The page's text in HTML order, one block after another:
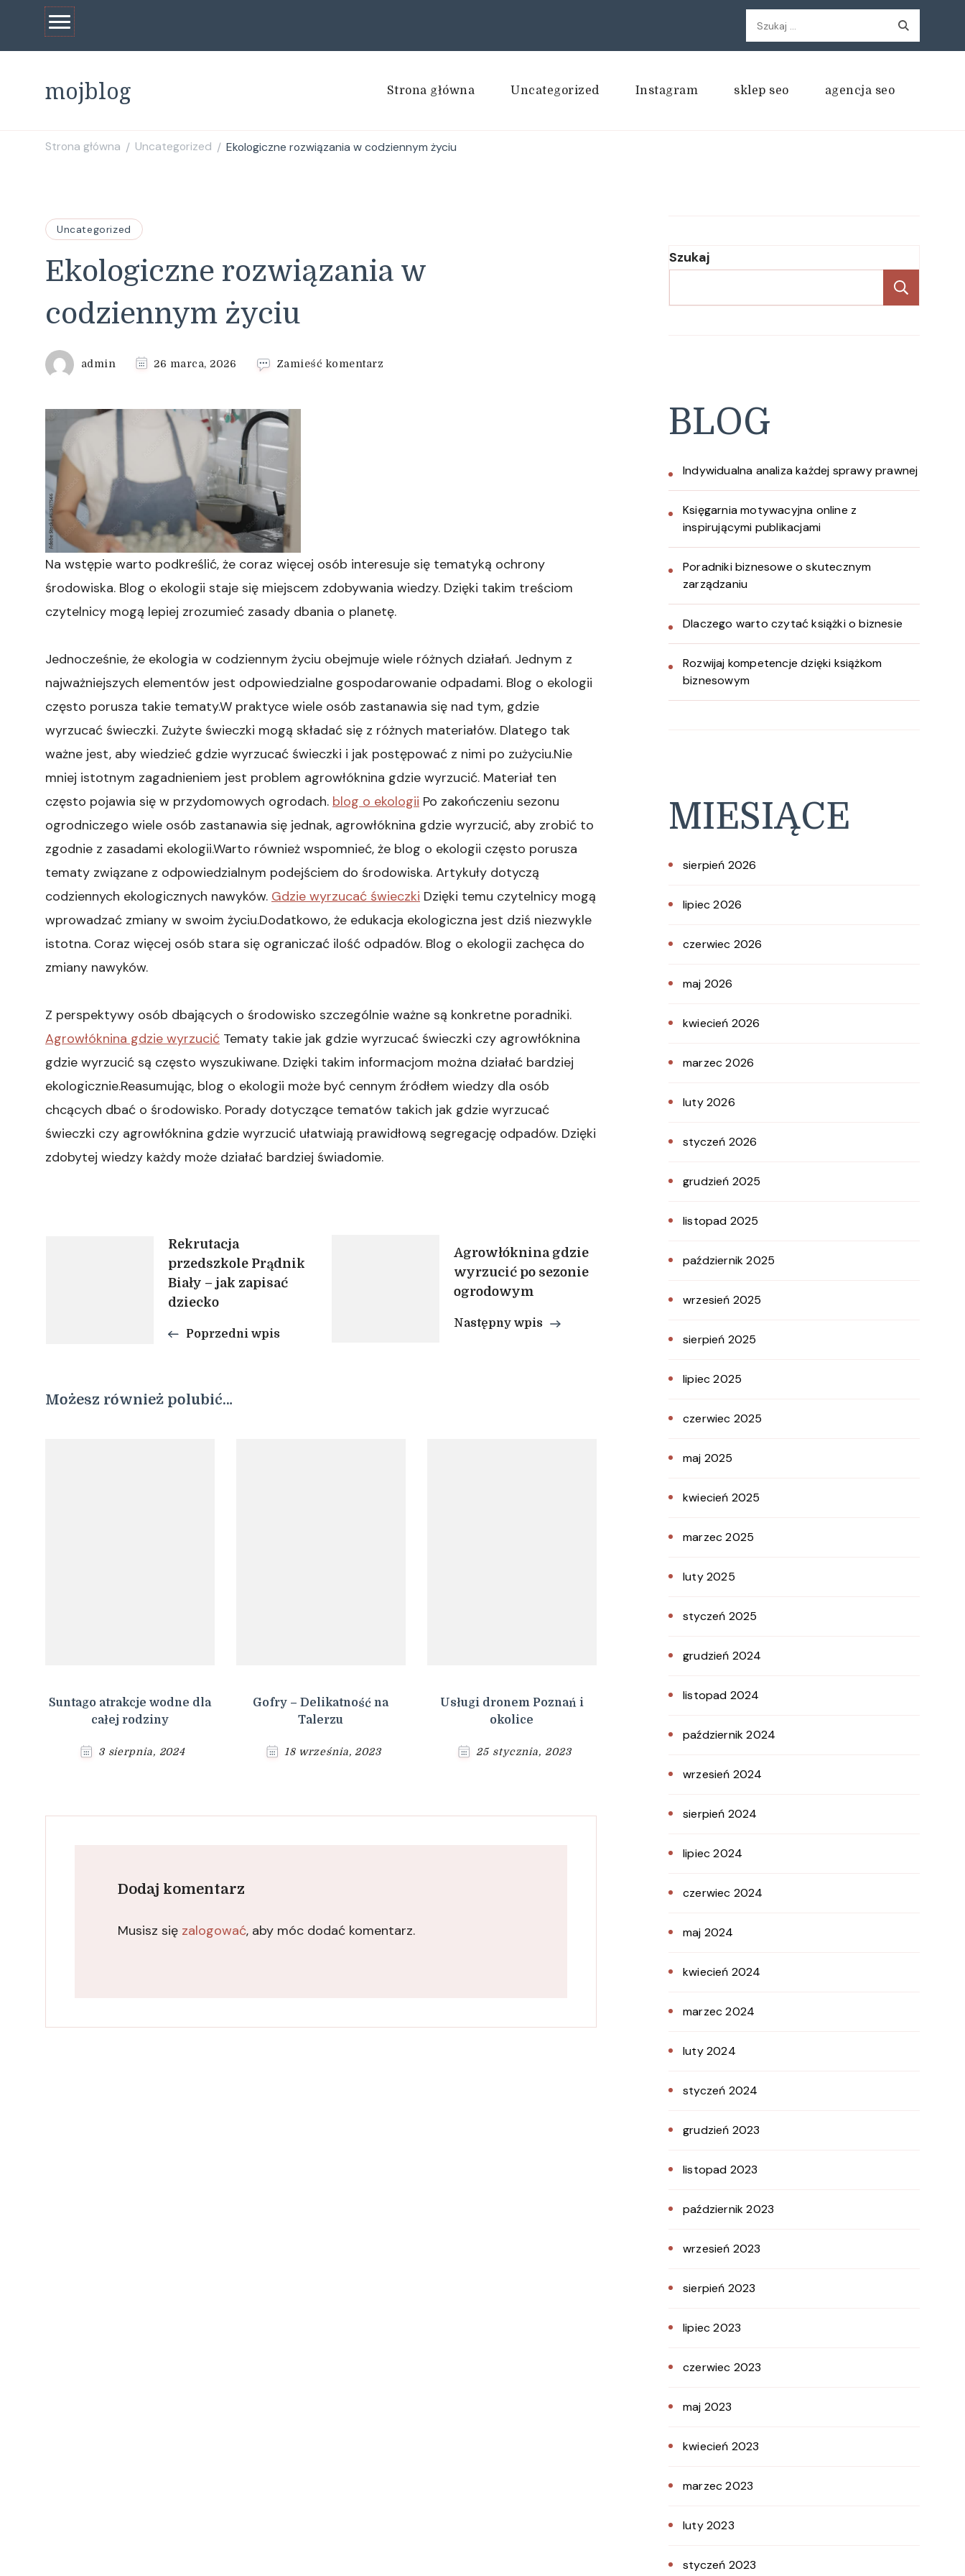
Szukaj:
mojblog Strona główna Uncategorized Instagram sklep seo agencja seo
Strona główna / Uncategorized / Ekologiczne rozwiązania w codziennym życiu
Uncategorized
Ekologiczne rozwiązania w
codziennym życiu
admin 26 marca, 2026 Zamieść komentarz
Na wstępie warto podkreślić, że coraz więcej osób interesuje się tematyką ochrony
środowiska. Blog o ekologii staje się miejscem zdobywania wiedzy. Dzięki takim treściom
czytelnicy mogą lepiej zrozumieć zasady dbania o planetę.
Jednocześnie, że ekologia w codziennym życiu obejmuje wiele różnych działań. Jednym z
najważniejszych elementów jest odpowiedzialne gospodarowanie odpadami. Blog o ekologii
często porusza takie tematy.W praktyce wiele osób zastanawia się nad tym, gdzie
wyrzucać świeczki. Zużyte świeczki mogą składać się z różnych materiałów. Dlatego tak
ważne jest, aby wiedzieć gdzie wyrzucać świeczki i jak postępować z nimi po zużyciu.Nie
mniej istotnym zagadnieniem jest problem agrowłóknina gdzie wyrzucić. Materiał ten
często pojawia się w przydomowych ogrodach. blog o ekologii Po zakończeniu sezonu
ogrodniczego wiele osób zastanawia się jednak, agrowłóknina gdzie wyrzucić, aby zrobić to
zgodnie z zasadami ekologii.Warto również wspomnieć, że blog o ekologii często porusza
tematy związane z odpowiedzialnym podejściem do środowiska. Artykuły dotyczą
codziennych ekologicznych nawyków. Gdzie wyrzucać świeczki Dzięki temu czytelnicy mogą
wprowadzać zmiany w swoim życiu.Dodatkowo, że edukacja ekologiczna jest dziś niezwykle
istotna. Coraz więcej osób stara się ograniczać ilość odpadów. Blog o ekologii zachęca do
zmiany nawyków.
Z perspektywy osób dbających o środowisko szczególnie ważne są konkretne poradniki.
Agrowłóknina gdzie wyrzucić Tematy takie jak gdzie wyrzucać świeczki czy agrowłóknina
gdzie wyrzucić są często wyszukiwane. Dzięki takim informacjom można działać bardziej
ekologicznie.Reasumując, blog o ekologii może być cennym źródłem wiedzy dla osób
chcących dbać o środowisko. Porady dotyczące tematów takich jak gdzie wyrzucać
świeczki czy agrowłóknina gdzie wyrzucić ułatwiają prawidłową segregację odpadów. Dzięki
zdobytej wiedzy każdy może działać bardziej świadomie.
Nawigacja
Rekrutacja
przedszkole Prądnik
Biały – jak zapisać
dziecko
Poprzedni wpis
Agrowłóknina gdzie
wyrzucić po sezonie
ogrodowym
Następny wpis
Możesz również polubić…
Suntago atrakcje wodne dla
całej rodziny
3 sierpnia, 2024
Gofry – Delikatność na
Talerzu
18 września, 2023
Usługi dronem Poznań i
okolice
25 stycznia, 2023
Dodaj komentarz
Musisz się zalogować, aby móc dodać komentarz.
Szukaj
BLOG
Indywidualna analiza każdej sprawy prawnej
Księgarnia motywacyjna online z
inspirującymi publikacjami
Poradniki biznesowe o skutecznym
zarządzaniu
Dlaczego warto czytać książki o biznesie
Rozwijaj kompetencje dzięki książkom
biznesowym
MIESIĄCE
sierpień 2026
lipiec 2026
czerwiec 2026
maj 2026
kwiecień 2026
marzec 2026
luty 2026
styczeń 2026
grudzień 2025
listopad 2025
październik 2025
wrzesień 2025
sierpień 2025
lipiec 2025
czerwiec 2025
maj 2025
kwiecień 2025
marzec 2025
luty 2025
styczeń 2025
grudzień 2024
listopad 2024
październik 2024
wrzesień 2024
sierpień 2024
lipiec 2024
czerwiec 2024
maj 2024
kwiecień 2024
marzec 2024
luty 2024
styczeń 2024
grudzień 2023
listopad 2023
październik 2023
wrzesień 2023
sierpień 2023
lipiec 2023
czerwiec 2023
maj 2023
kwiecień 2023
marzec 2023
luty 2023
styczeń 2023